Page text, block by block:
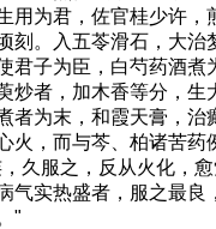
用为君，佐官桂少许，
刻。入五苓滑石，大治
君子为臣，白芍药酒煮
炒者，加木香等分，生
者为末，和霞天膏，治
火，而与芩、柏诸苦药
久服之，反从火化，
气实热盛者，服之最良
"